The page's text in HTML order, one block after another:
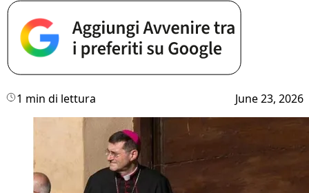
1 min di lettura June 23, 2026